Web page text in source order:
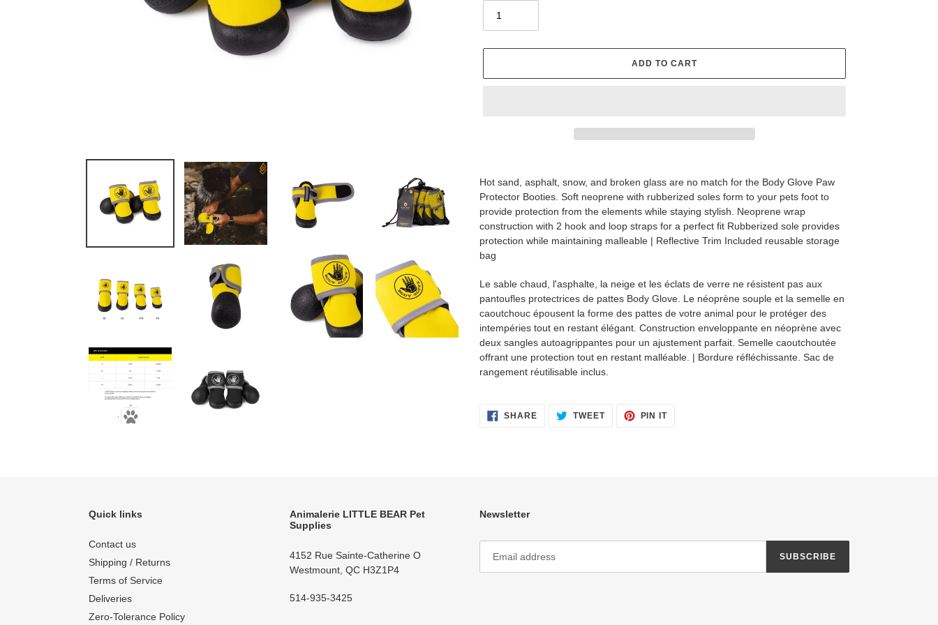
ADD TO CART
cart
Hot sand, asphalt, snow, and broken glass are no match for the Body Glove Paw
Protector Booties. Soft neoprene with rubberized soles form to your pets foot to
provide protection from the elements while staying stylish. Neoprene wrap
construction with 2 hook and loop straps for a perfect fit Rubberized sole provides
protection while maintaining malleable | Reflective Trim Included reusable storage
bag
Le sable chaud, l'asphalte, la neige et les éclats de verre ne résistent pas aux
pantoufles protectrices de pattes Body Glove. Le néoprène souple et la semelle en
caoutchouc épousent la forme des pattes de votre animal pour le protéger des
intempéries tout en restant élégant. Construction enveloppante en néoprène avec
deux sangles autoagrippantes pour un ajustement parfait. Semelle caoutchoutée
offrant une protection tout en restant malléable. | Bordure réfléchissante. Sac de
rangement réutilisable inclus.
SHARESHARE
ON
TWEETTWEET PIN ITPIN
Quick links
Contact us
Shipping / Returns
Terms of Service
Deliveries
Zero-Tolerance Policy
Animalerie LITTLE BEAR Pet
Supplies
4152 Rue Sainte-Catherine O
Westmount, QC H3Z1P4
514-935-3425
Newsletter
SUBSCRIBE